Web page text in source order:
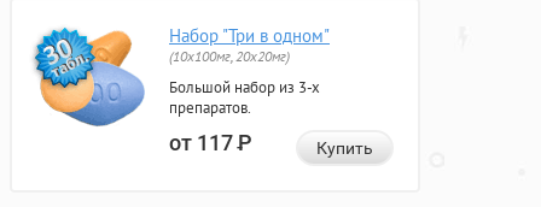
Набор "Три в одном"
(10x100мг, 20x20мг)
Большой набор из 3-х
препаратов.
от 117Р Купить